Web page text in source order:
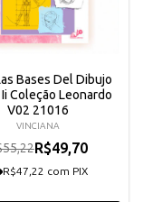
Bases Del Dibujo
Coleção Leonardo
V02 21016
VINCIANA
R$49,70
R$47,22 com PIX